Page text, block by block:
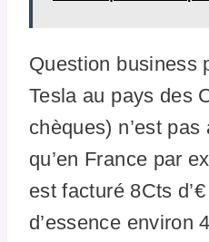
Question business
Tesla au pays des
chèques) n’est
qu’en France par
est facturé 8Cts
d’essence environ